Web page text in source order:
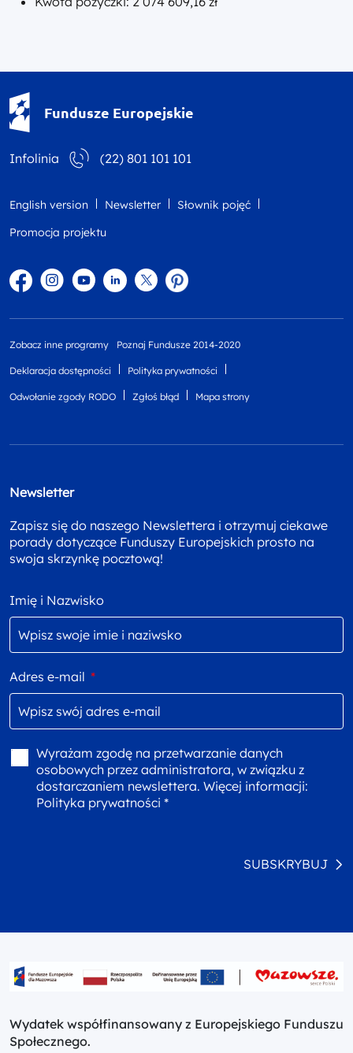
Fundusze Europejskie
Infolinia (22) 801 101 101
English version Newsletter
Słownik pojęć
Promocja projektu
FacebookInstagram
YouTubeLinkedintwitterPinterest
Zobacz inne programy Poznaj Fundusze 2014-2020
Deklaracja dostępności Polityka prywatności
Odwołanie zgody RODO Zgłoś błąd Mapa strony
Newsletter
Zapisz się do naszego Newslettera i otrzymuj ciekawe
porady dotyczące Funduszy Europejskich prosto na
swoja skrzynkę pocztową!
Imię i Nazwisko
Adres e-mail *
Wyrażam zgodę na przetwarzanie danych
osobowych przez administratora, w związku z
dostarczaniem newslettera. Więcej informacji:
Polityka prywatności *
SUBSKRYBUJ
Wydatek współfinansowany z Europejskiego Funduszu
Społecznego.